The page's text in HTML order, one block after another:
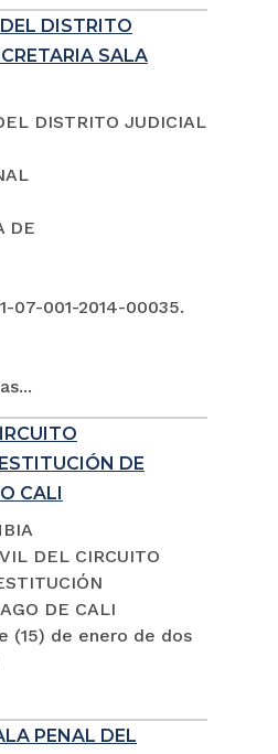
DISTRITO
SALA
DISTRITO JUDICIAL
DE
07-001-2014-00035.
DE
CALI
DEL CIRCUITO
DE CALI
(15) de enero de dos
PENAL DEL